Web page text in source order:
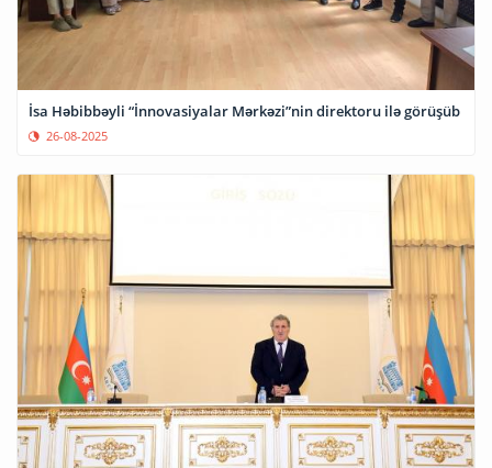
İsa Həbibbəyli “İnnovasiyalar Mərkəzi”nin direktoru ilə görüşüb
26-08-2025